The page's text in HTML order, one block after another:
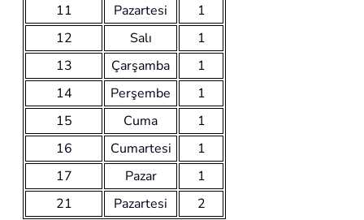
11
Pazartesi
1
12
Salı
1
13
Çarşamba
1
14
Perşembe
1
15
Cuma
1
16
Cumartesi
1
17
Pazar
1
21
Pazartesi 2